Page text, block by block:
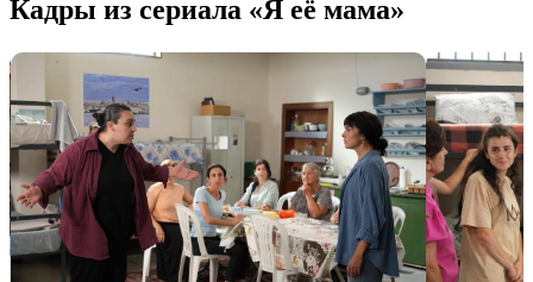
Кадры из сериала «Я её мама»